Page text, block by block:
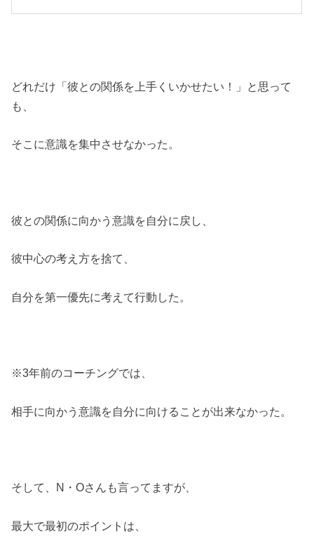
どれだけ「彼との関係を上手くいかせたい！」と思って
も、
そこに意識を集中させなかった。
彼との関係に向かう意識を自分に戻し、
彼中心の考え方を捨て、
自分を第一優先に考えて行動した。
※3年前のコーチングでは、
相手に向かう意識を自分に向けることが出来なかった。
そして、N・Oさんも言ってますが、
最大で最初のポイントは、